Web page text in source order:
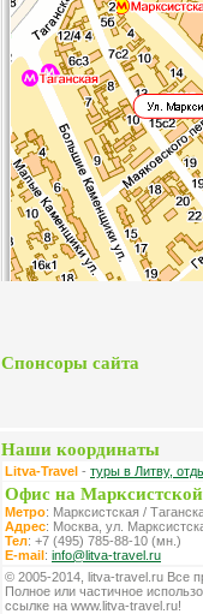
Спонсоры сайта
Наши координаты
Litva-Travel - туры в Литву,
Офис на Марксистской
Метро: Марксистская /
Адрес: Москва, ул.
Тел: +7 (495) 785-88-10 (мн.)
E-mail: info@litva-travel.ru
© 2005-2014, litva-travel.ru Все
Полное или частичное
ссылке на www.litva-travel.ru!